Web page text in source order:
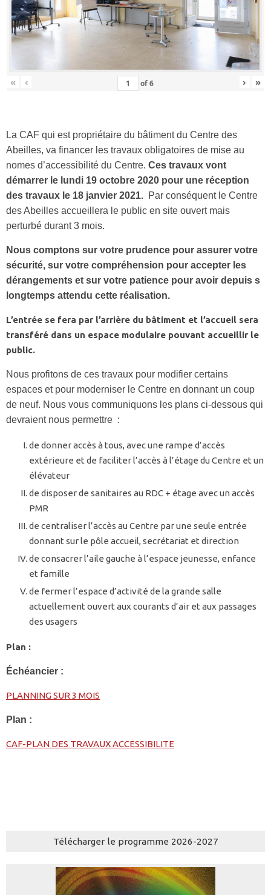
« ‹ of6 › »
La CAF qui est propriétaire du bâtiment du Centre des
Abeilles, va financer les travaux obligatoires de mise au
nomes d’accessibilité du Centre. Ces travaux vont
démarrer le lundi 19 octobre 2020 pour une réception
des travaux le 18 janvier 2021. Par conséquent le Centre
des Abeilles accueillera le public en site ouvert mais
perturbé durant 3 mois.
Nous comptons sur votre prudence pour assurer votre
sécurité, sur votre compréhension pour accepter les
dérangements et sur votre patience pour avoir depuis s
longtemps attendu cette réalisation.
L’entrée se fera par l’arrière du bâtiment et l’accueil sera
transféré dans un espace modulaire pouvant accueillir le
public.
Nous profitons de ces travaux pour modifier certains
espaces et pour moderniser le Centre en donnant un coup
de neuf. Nous vous communiquons les plans ci-dessous qui
devraient nous permettre :
de donner accès à tous, avec une rampe d’accès
extérieure et de faciliter l’accès à l’étage du Centre et un
élévateur
de disposer de sanitaires au RDC + étage avec un accès
PMR
de centraliser l’accès au Centre par une seule entrée
donnant sur le pôle accueil, secrétariat et direction
de consacrer l’aile gauche à l’espace jeunesse, enfance
et famille
de fermer l’espace d’activité de la grande salle
actuellement ouvert aux courants d’air et aux passages
des usagers
Plan :
Échéancier :
PLANNING SUR 3 MOIS
Plan :
CAF-PLAN DES TRAVAUX ACCESSIBILITE
Télécharger le programme 2026-2027